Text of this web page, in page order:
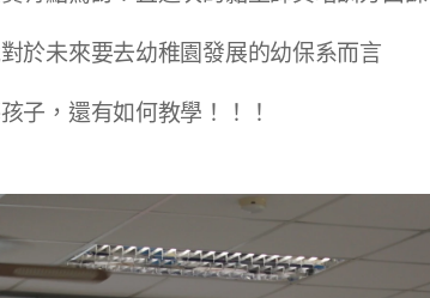
於未來要去幼稚園發展的幼保系而言
子，還有如何教學！！！